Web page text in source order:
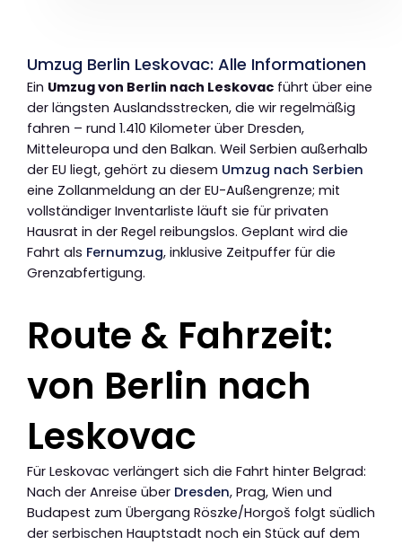
Umzug Berlin Leskovac: Alle Informationen
Ein Umzug von Berlin nach Leskovac führt über eine
der längsten Auslandsstrecken, die wir regelmäßig
fahren – rund 1.410 Kilometer über Dresden,
Mitteleuropa und den Balkan. Weil Serbien außerhalb
der EU liegt, gehört zu diesem Umzug nach Serbien
eine Zollanmeldung an der EU-Außengrenze; mit
vollständiger Inventarliste läuft sie für privaten
Hausrat in der Regel reibungslos. Geplant wird die
Fahrt als Fernumzug, inklusive Zeitpuffer für die
Grenzabfertigung.
Route & Fahrzeit:
von Berlin nach
Leskovac
Für Leskovac verlängert sich die Fahrt hinter Belgrad:
Nach der Anreise über Dresden, Prag, Wien und
Budapest zum Übergang Röszke/Horgoš folgt südlich
der serbischen Hauptstadt noch ein Stück auf dem